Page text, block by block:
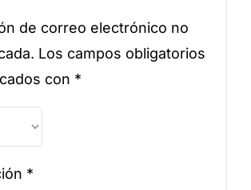
de correo electrónico no
Los campos obligatorios
con *
*